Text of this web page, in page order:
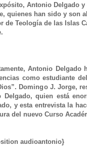
Antonio Delgado
quienes han sido y son
de Teología de las Islas
Antonio Delgado
como estudiante
Domingo J. Jorge,
Delgado, quien está
y esta entrevista la
del nuevo Curso
audioantonio}